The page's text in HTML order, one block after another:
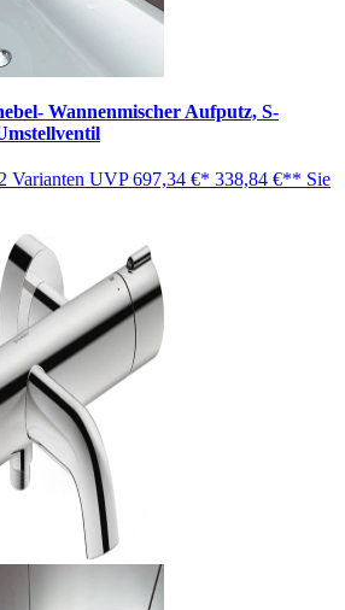
Wannenmischer Aufputz, S-
2 Varianten UVP697,34 €* 338,84 €** Sie